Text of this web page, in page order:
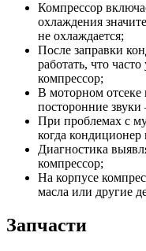
Компрессор
охлаждения
не охлаждается;
После заправки
работать, что
компрессор;
В моторном
посторонние
При проблемах с
когда
Диагностика
компрессор;
На корпусе
масла или другие
Запчасти